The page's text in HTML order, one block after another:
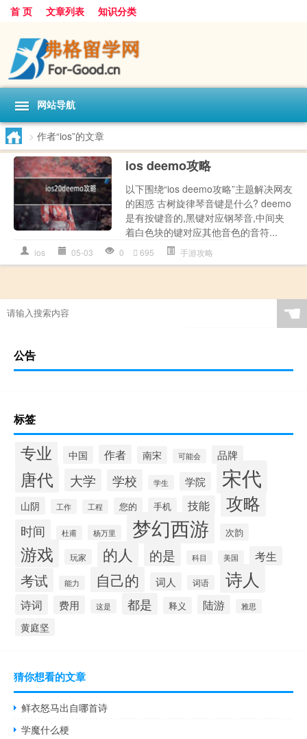
首 页 文章列表 知识分类
网站导航
> 作者“ios”的文章
ios deemo攻略
以下围绕“ios deemo攻略”主题解决网友
的困惑 古树旋律琴音键是什么? deemo
是有按键音的,黑键对应钢琴音,中间夹
着白色块的键对应其他音色的音符...
ios 05-03 0 695 手游攻略
☚
公告
标签
专业 中国 作者 南宋 可能会 品牌
唐代 大学 学校 学生 学院 宋代
山阴 工作 工程 您的 手机 技能 攻略
时间 杜甫 杨万里 梦幻西游 次韵
游戏 玩家 的人 的是 科目 美国 考生
考试 能力 自己的 词人 词语 诗人
诗词 费用 这是 都是 释义 陆游 雅思
黄庭坚
猜你想看的文章
鲜衣怒马出自哪首诗
学魔什么梗